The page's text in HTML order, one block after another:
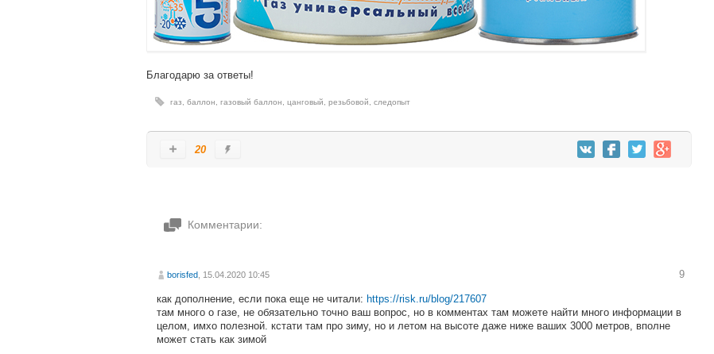
Благодарю за ответы!
газ баллон газовый баллон цанговый резьбовой следопыт
20
Комментарии:
borisfed , 15.04.2020 10:45 9
как дополнение, если пока еще не читали: https://risk.ru/blog/217607
там много о газе, не обязательно точно ваш вопрос, но в комментах там можете найти много информации в
целом, имхо полезной. кстати там про зиму, но и летом на высоте даже ниже ваших 3000 метров, вполне
может стать как зимой